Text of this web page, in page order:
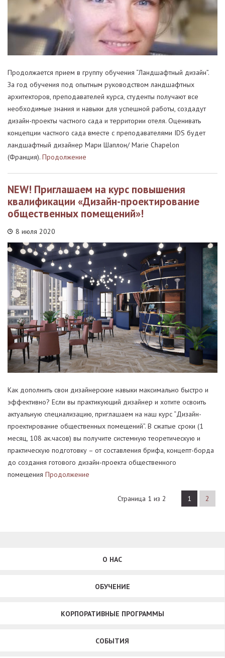
Продолжается прием в группу обучения “Ландшафтный дизайн”.
За год обучения под опытным руководством ландшафтных
архитекторов, преподавателей курса, студенты получают все
необходимые знания и навыки для успешной работы, создадут
дизайн-проекты частного сада и территории отеля. Оценивать
концепции частного сада вместе с преподавателями IDS будет
ландшафтный дизайнер Мари Шаплон/ Marie Chapelon
(Франция). Продолжение
NEW! Приглашаем на курс повышения
квалификации «Дизайн-проектирование
общественных помещений»!
8 июля 2020
Как дополнить свои дизайнерские навыки максимально быстро и
эффективно? Если вы практикующий дизайнер и хотите освоить
актуальную специализацию, приглашаем на наш курс “Дизайн-
проектирование общественных помещений”. В сжатые сроки (1
месяц, 108 ак.часов) вы получите системную теоретическую и
практическую подготовку – от составления брифа, концепт-борда
до создания готового дизайн-проекта общественного
помещения Продолжение
Страница 1 из 2 1 2
О НАС
ОБУЧЕНИЕ
КОРПОРАТИВНЫЕ ПРОГРАММЫ
СОБЫТИЯ